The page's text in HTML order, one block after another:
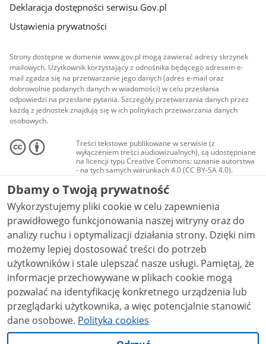
Deklaracja dostępności serwisu Gov.pl
Ustawienia prywatności
Strony dostępne w domenie www.gov.pl mogą zawierać adresy skrzynek
mailowych. Użytkownik korzystający z odnośnika będącego adresem e-
mail zgadza się na przetwarzanie jego danych (adres e-mail oraz
dobrowolnie podanych danych w wiadomości) w celu przesłania
odpowiedzi na przesłane pytania. Szczegóły przetwarzania danych przez
każdą z jednostek znajdują się w ich politykach przetwarzania danych
osobowych.
Treści tekstowe publikowane w serwisie (z
wyłączeniem treści audiowizualnych), są udostępniane
na licencji typu Creative Commons: uznanie autorstwa
- na tych samych warunkach 4.0 (CC BY-SA 4.0).
Materiały audiowizualne, w tym zdjęcia, materiały
audio i wideo, są udostępniane na licencji typu
Creative Commons: uznanie autorstwa użycie
niekomercyjne - bez utworów zależnych 4.0 (CC BY-
NC-ND 4.0), o ile nie jest to stwierdzone inaczej.
Dbamy o Twoją prywatność
Wykorzystujemy pliki cookie w celu zapewnienia
prawidłowego funkcjonowania naszej witryny oraz do
analizy ruchu i optymalizacji działania strony. Dzięki nim
możemy lepiej dostosować treści do potrzeb
użytkowników i stale ulepszać nasze usługi. Pamiętaj, że
informacje przechowywane w plikach cookie mogą
pozwalać na identyfikację konkretnego urządzenia lub
przeglądarki użytkownika, a więc potencjalnie stanowić
dane osobowe. Polityka cookies